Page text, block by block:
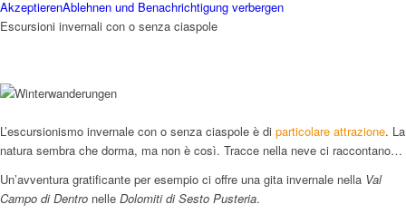
AkzeptierenAblehnen und Benachrichtigung verbergen
Escursioni invernali con o senza ciaspole
L’escursionismo invernale con o senza ciaspole è di particolare attrazione. La
natura sembra che dorma, ma non è così. Tracce nella neve ci raccontano…
Un’avventura gratificante per esempio ci offre una gita invernale nella Val
Campo di Dentro nelle Dolomiti di Sesto Pusteria.